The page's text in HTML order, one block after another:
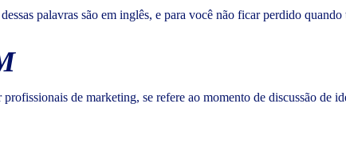
palavras são em inglês, e para você não ficar perdido
de marketing, se refere ao momento de discussão de